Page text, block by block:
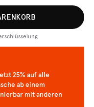
25% auf alle
ab einem
mit anderen